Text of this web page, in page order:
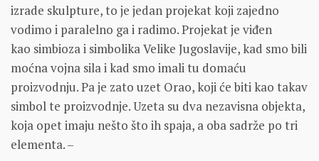
izrade skulpture, to je jedan projekat koji zajedno
vodimo i paralelno ga i radimo. Projekat je viđen
kao simbioza i simbolika Velike Jugoslavije, kad smo bili
moćna vojna sila i kad smo imali tu domaću
proizvodnju. Pa je zato uzet Orao, koji će biti kao takav
simbol te proizvodnje. Uzeta su dva nezavisna objekta,
koja opet imaju nešto što ih spaja, a oba sadrže po tri
elementa. –